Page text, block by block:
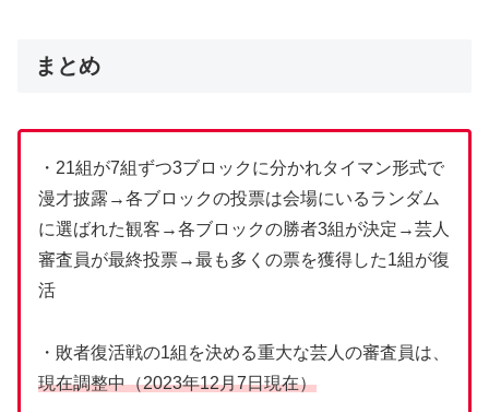
まとめ
・21組が7組ずつ3ブロックに分かれタイマン形式で
漫才披露→各ブロックの投票は会場にいるランダム
に選ばれた観客→各ブロックの勝者3組が決定→芸人
審査員が最終投票→最も多くの票を獲得した1組が復
活
・敗者復活戦の1組を決める重大な芸人の審査員は、
現在調整中（2023年12月7日現在）